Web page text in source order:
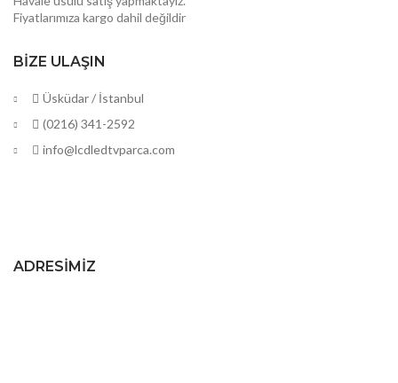
Fiyatlarımıza kargo dahil değildir
BIZE ULAŞIN
Üsküdar / İstanbul
(0216) 341-2592
info@lcdledtvparca.com
ADRESIMIZ